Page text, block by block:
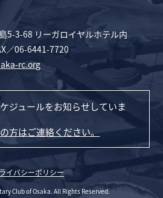
5-3-68 リーガロイヤルホテル内
／06-6441-7720
rc.org
ジュールをお知らせしていま
方はご連絡ください。
イバシーポリシー
Club of Osaka. All Rights Reserved.